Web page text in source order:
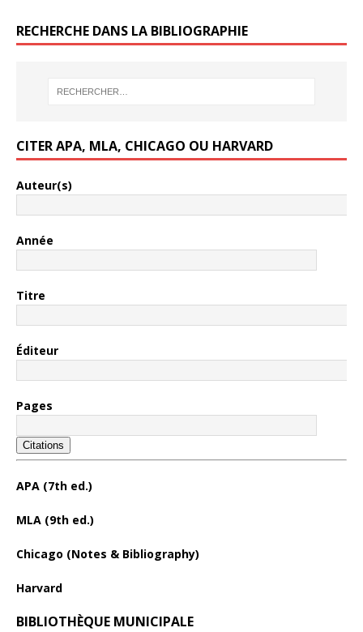
RECHERCHE DANS LA BIBLIOGRAPHIE
CITER APA, MLA, CHICAGO OU HARVARD
Auteur(s)
Année
Titre
Éditeur
Pages
Citations
APA (7th ed.)
MLA (9th ed.)
Chicago (Notes & Bibliography)
Harvard
BIBLIOTHÈQUE MUNICIPALE